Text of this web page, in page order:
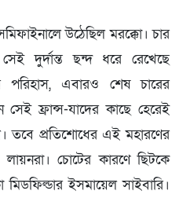
উঠেছিল মরক্কো। চার
দুর্দান্ত ছন্দ ধরে রেখেছে
পরিহাস, এবারও শেষ চারের
ফ্রান্স-যাদের কাছে হেরেই
তবে প্রতিশোধের এই মহারণের
চোটের কারণে ছিটকে
ইসমায়েল সাইবারি।